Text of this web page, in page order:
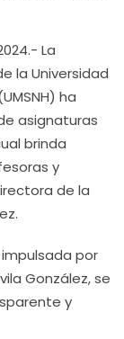
La
la Universidad
ha
asignaturas
brinda
y
de la
por
González, se
y